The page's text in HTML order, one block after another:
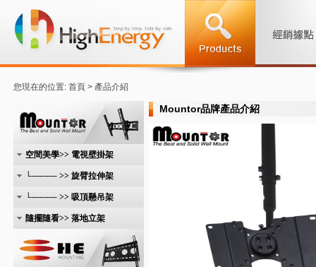
您現在的位置: 首頁 > 產品介紹
空間美學>> 電視壁掛架
└──── >> 旋臂拉伸架
└──── >> 吸頂懸吊架
隨擺隨看>> 落地立架
Mountor品牌產品介紹